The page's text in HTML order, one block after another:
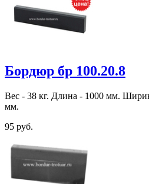
Бордюр бр 100.20.8
Вес - 38 кг. Длина - 1000 мм.
мм.
95 руб.